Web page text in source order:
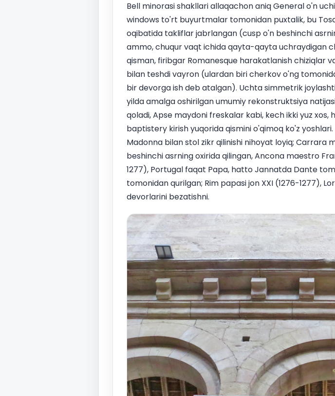
Bell minorasi shakllari allaqachon aniq General o'n
windows to'rt buyurtmalar tomonidan puxtalik, bu
oqibatida takliflar jabrlangan (cusp o'n beshinchi
ammo, chuqur vaqt ichida qayta-qayta uchraydigan
qisman, firibgar Romanesque harakatlanish chiziqlar
bilan teshdi vayron (ulardan biri cherkov o'ng
bir devorga ish deb atalgan). Uchta simmetrik
yilda amalga oshirilgan umumiy rekonstruktsiya
qoladi, Apse maydoni freskalar kabi, kech ikki yuz
baptistery kirish yuqorida qismini o'qimoq ko'z
Madonna bilan stol zikr qilinishi nihoyat loyiq; Carrara
beshinchi asrning oxirida qilingan, Ancona maestro
1277), Portugal faqat Papa, hatto Jannatda Dante
tomonidan qurilgan; Rim papasi jon XXI (1276-1277),
devorlarini bezatishni.